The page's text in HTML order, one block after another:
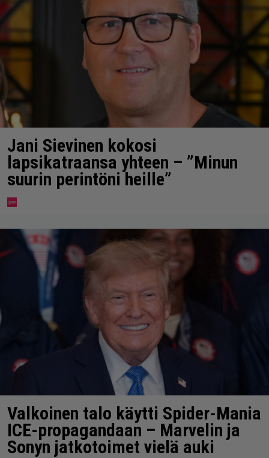
Jani Sievinen kokosi
lapsikatraansa yhteen – ”Minun
suurin perintöni heille”
Valkoinen talo käytti Spider-Mania
ICE-propagandaan – Marvelin ja
Sonyn jatkotoimet vielä auki